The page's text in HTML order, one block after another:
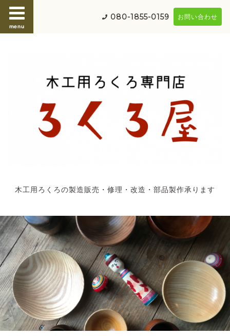
menu
080-1855-0159 お問い合わせ
木工用ろくろの製造販売・修理・改造・部品製作承ります